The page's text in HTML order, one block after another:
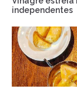
independentes